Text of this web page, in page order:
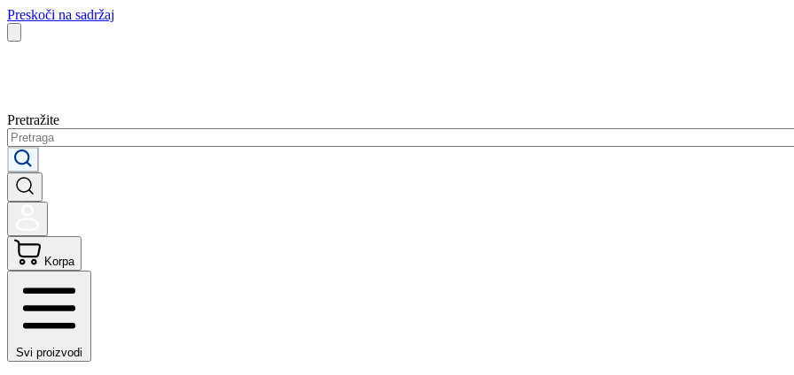
Preskoči na sadržaj
Pretražite
Korpa
Svi proizvodi